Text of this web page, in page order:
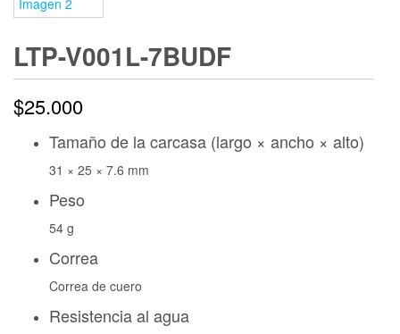
LTP-V001L-7BUDF
$25.000
Tamaño de la carcasa (largo × ancho × alto)
31 × 25 × 7.6 mm
Peso
54 g
Correa
Correa de cuero
Resistencia al agua